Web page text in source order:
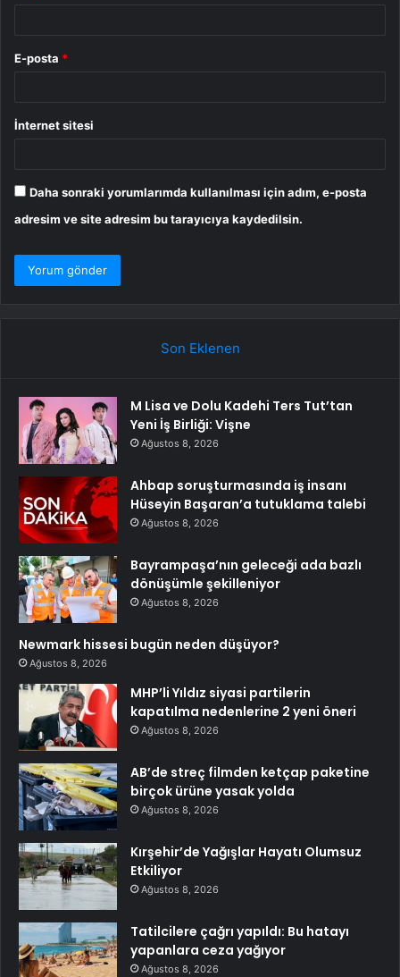
E-posta *
İnternet sitesi
Daha sonraki yorumlarımda kullanılması için adım, e-posta
adresim ve site adresim bu tarayıcıya kaydedilsin.
Son Eklenen
M Lisa ve Dolu Kadehi Ters Tut’tan
Yeni İş Birliği: Vişne
Ağustos 8, 2026
Ahbap soruşturmasında iş insanı
Hüseyin Başaran’a tutuklama talebi
Ağustos 8, 2026
Bayrampaşa’nın geleceği ada bazlı
dönüşümle şekilleniyor
Ağustos 8, 2026
Newmark hissesi bugün neden düşüyor?
Ağustos 8, 2026
MHP’li Yıldız siyasi partilerin
kapatılma nedenlerine 2 yeni öneri
Ağustos 8, 2026
AB’de streç filmden ketçap paketine
birçok ürüne yasak yolda
Ağustos 8, 2026
Kırşehir’de Yağışlar Hayatı Olumsuz
Etkiliyor
Ağustos 8, 2026
Tatilcilere çağrı yapıldı: Bu hatayı
yapanlara ceza yağıyor
Ağustos 8, 2026